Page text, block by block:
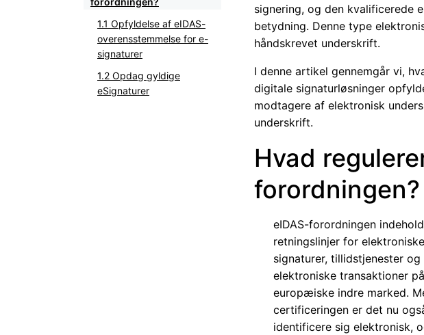
Opfyldelse af eIDAS-
overensstemmelse for e-
signaturer
Opdag gyldige
eSignaturer
signering, og den kvalificerede
betydning. Denne type
håndskrevet underskrift.
I denne artikel gennemgår vi,
digitale signaturløsninger
modtagere af elektronisk
underskrift.
Hvad
forordningen?
eIDAS-forordningen
retningslinjer for elektroniske
signaturer, tillidstjenester og
elektroniske transaktioner
europæiske indre marked.
certificeringen er det nu
identificere sig elektronisk,